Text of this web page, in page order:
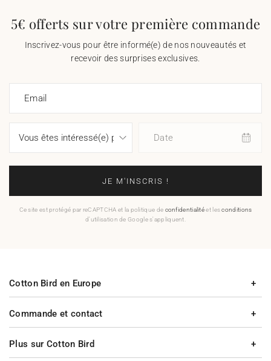
5€ offerts sur votre première commande
Inscrivez-vous pour être informé(e) de nos nouveautés et
recevoir des surprises exclusives.
Email
Date
JE M'INSCRIS !
Ce site est protégé par reCAPTCHA et la politique de confidentialitéet lesconditions
d'utilisation de Google s'appliquent.
Commande et contact
Plus sur Cotton Bird
Cotton Bird en Europe